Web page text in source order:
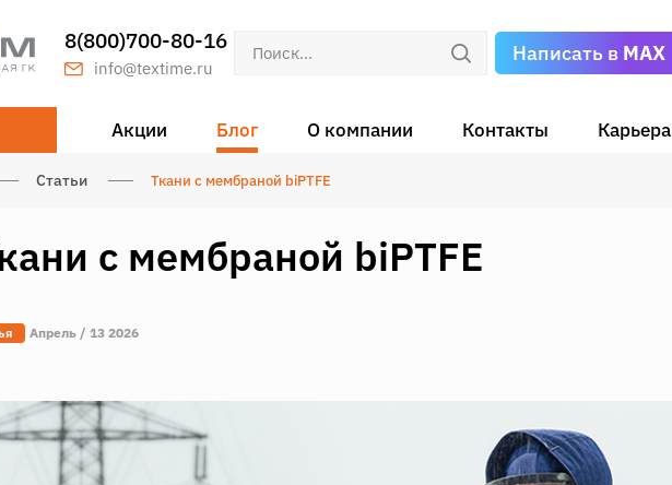
8(800)700-80-16
info@textime.ru
Написать в MAX
Акции Блог О компании Контакты Карьера
Статьи Ткани с мембраной biPTFE
с мембраной biPTFE
Апрель / 13 2026